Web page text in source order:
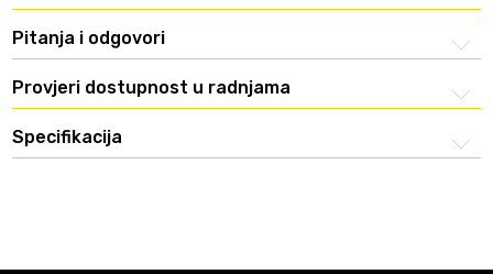
Pitanja i odgovori
Provjeri dostupnost u radnjama
Specifikacija